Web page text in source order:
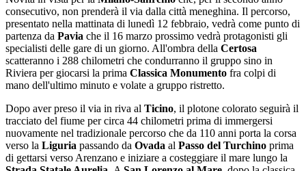
consecutivo, non prenderà il via dalla città meneghina. Il percorso,
presentato nella mattinata di lunedì 12 febbraio, vedrà come punto di
partenza da Pavia che il 16 marzo prossimo vedrà protagonisti gli
specialisti delle gare di un giorno. All'ombra della Certosa
scatteranno i 288 chilometri che condurranno il gruppo sino in
Riviera per giocarsi la prima Classica Monumento fra colpi di
mano dell'ultimo minuto e volate a gruppo ristretto.
Dopo aver preso il via in riva al Ticino, il plotone colorato seguirà il
tracciato del fiume per circa 44 chilometri prima di immergersi
nuovamente nel tradizionale percorso che da 110 anni porta la corsa
verso la Liguria passando da Ovada al Passo del Turchino prima
di gettarsi verso Arenzano e iniziare a costeggiare il mare lungo la